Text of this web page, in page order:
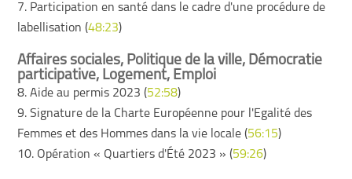
7. Participation en santé dans le cadre d'une procédure de
labellisation (48:23)
Affaires sociales, Politique de la ville, Démocratie
participative, Logement, Emploi
8. Aide au permis 2023 (52:58)
9. Signature de la Charte Européenne pour l'Egalité des
Femmes et des Hommes dans la vie locale (56:15)
10. Opération « Quartiers d'Été 2023 » (59:26)